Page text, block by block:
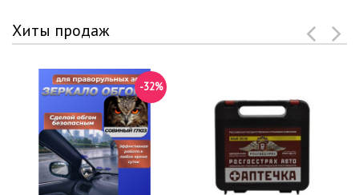
Хиты продаж
-32%